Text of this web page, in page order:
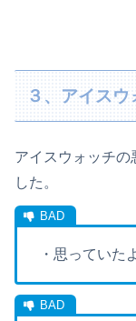
３、アイス
アイスウォッチの
した。
・思っていた